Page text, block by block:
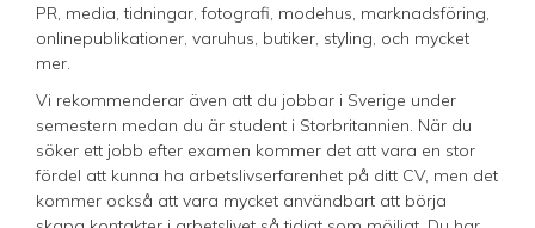
PR, media, tidningar, fotografi, modehus, marknadsföring,
onlinepublikationer, varuhus, butiker, styling, och mycket
mer.
Vi rekommenderar även att du jobbar i Sverige under
semestern medan du är student i Storbritannien. När du
söker ett jobb efter examen kommer det att vara en stor
fördel att kunna ha arbetslivserfarenhet på ditt CV, men det
kommer också att vara mycket användbart att börja